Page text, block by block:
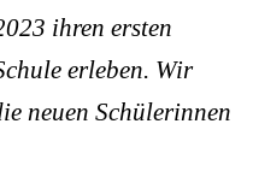
ihren ersten
erleben. Wir
neuen Schülerinnen